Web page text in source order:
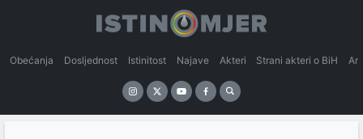
Obećanja Dosljednost Istinitost Najave Akteri Strani akteri o BiH